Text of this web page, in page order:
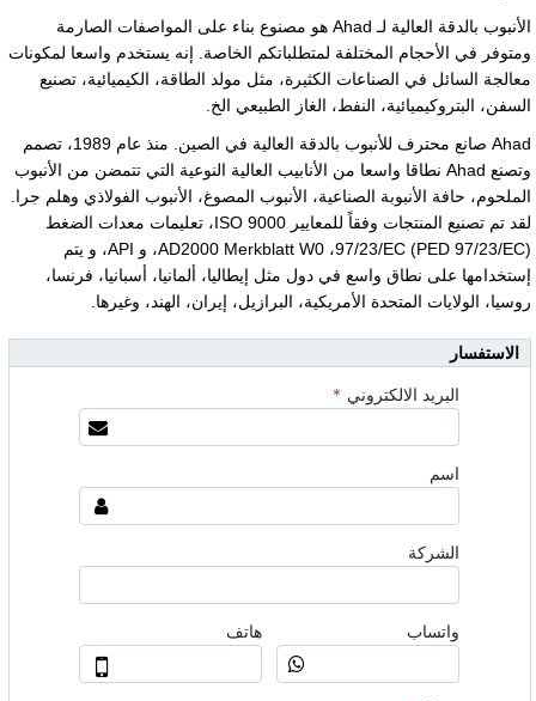
الأنبوب بالدقة العالية لـ Ahad هو مصنوع بناء على المواصفات الصارمة
ومتوفر في الأحجام المختلفة لمتطلباتكم الخاصة. إنه يستخدم واسعا لمكونات
معالجة السائل في الصناعات الكثيرة، مثل مولد الطاقة، الكيميائية، تصنيع
السفن، البتروكيميائية، النفط، الغاز الطبيعي الخ.
Ahad صانع محترف للأنبوب بالدقة العالية في الصين. منذ عام 1989، تصمم
وتصنع Ahad نطاقا واسعا من الأنابيب العالية النوعية التي تتمضن من الأنبوب
الملحوم، حافة الأنبوبة الصناعية، الأنبوب المصوغ، الأنبوب الفولاذي وهلم جرا.
لقد تم تصنيع المنتجات وفقاً للمعايير ISO 9000، تعليمات معدات الضغط
97/23/EC (PED 97/23/EC)،AD2000 Merkblatt W0
، و API، و يتم
إستخدامها على نطاق واسع في دول مثل إيطاليا، ألمانيا، أسبانيا، فرنسا،
روسيا، الولايات المتحدة الأمريكية، البرازيل، إيران، الهند، وغيرها.
الاستفسار